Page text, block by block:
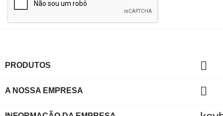
PRODUTOS 
A NOSSA EMPRESA 